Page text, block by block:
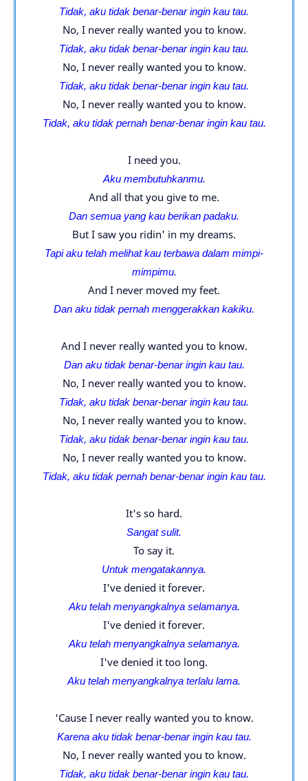
Tidak, aku tidak benar-benar ingin kau tau.
No, I never really wanted you to know.
Tidak, aku tidak benar-benar ingin kau tau.
No, I never really wanted you to know.
Tidak, aku tidak benar-benar ingin kau tau.
No, I never really wanted you to know.
Tidak, aku tidak pernah benar-benar ingin kau tau.
I need you.
Aku membutuhkanmu.
And all that you give to me.
Dan semua yang kau berikan padaku.
But I saw you ridin' in my dreams.
Tapi aku telah melihat kau terbawa dalam mimpi-
mimpimu.
And I never moved my feet.
Dan aku tidak pernah menggerakkan kakiku.
And I never really wanted you to know.
Dan aku tidak benar-benar ingin kau tau.
No, I never really wanted you to know.
Tidak, aku tidak benar-benar ingin kau tau.
No, I never really wanted you to know.
Tidak, aku tidak benar-benar ingin kau tau.
No, I never really wanted you to know.
Tidak, aku tidak pernah benar-benar ingin kau tau.
It's so hard.
Sangat sulit.
To say it.
Untuk mengatakannya.
I've denied it forever.
Aku telah menyangkalnya selamanya.
I've denied it forever.
Aku telah menyangkalnya selamanya.
I've denied it too long.
Aku telah menyangkalnya terlalu lama.
'Cause I never really wanted you to know.
Karena aku tidak benar-benar ingin kau tau.
No, I never really wanted you to know.
Tidak, aku tidak benar-benar ingin kau tau.